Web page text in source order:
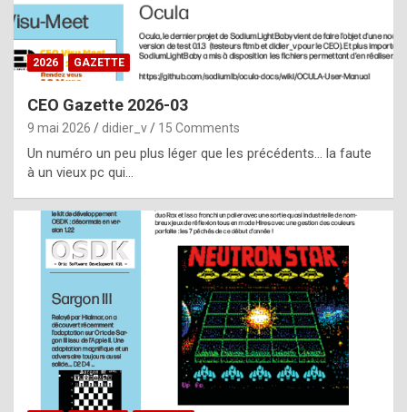
a
s
i
e
f
o
m
m
a
y
b
e
b
2026 GAZETTE
CEO Gazette 2026-03
9 mai 2026 didier_v 15 Comments
Un numéro un peu plus léger que les précédents… la faute
à un vieux pc qui…